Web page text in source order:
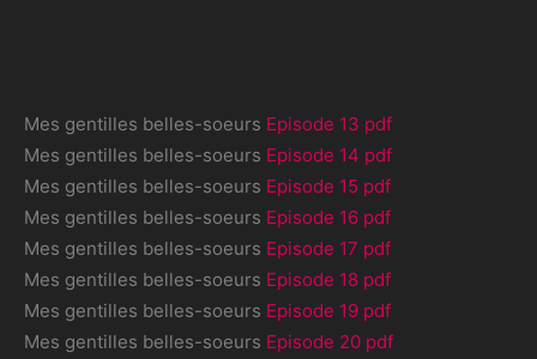
Mes gentilles belles-soeurs Episode 13 pdf
Mes gentilles belles-soeurs Episode 14 pdf
Mes gentilles belles-soeurs Episode 15 pdf
Mes gentilles belles-soeurs Episode 16 pdf
Mes gentilles belles-soeurs Episode 17 pdf
Mes gentilles belles-soeurs Episode 18 pdf
Mes gentilles belles-soeurs Episode 19 pdf
Mes gentilles belles-soeurs Episode 20 pdf